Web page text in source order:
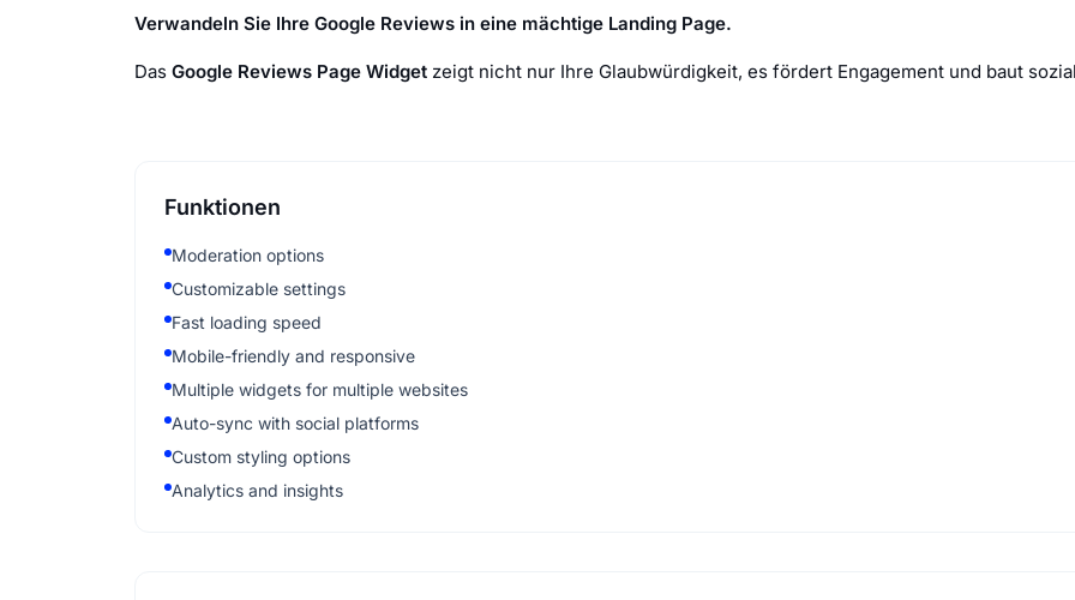
Verwandeln Sie Ihre Google Reviews in eine mächtige Landing Page.
Das Google Reviews Page Widget zeigt nicht nur Ihre Glaubwürdigkeit, es fördert Engagement und baut
Funktionen
Moderation options
Customizable settings
Fast loading speed
Mobile-friendly and responsive
Multiple widgets for multiple websites
Auto-sync with social platforms
Custom styling options
Analytics and insights